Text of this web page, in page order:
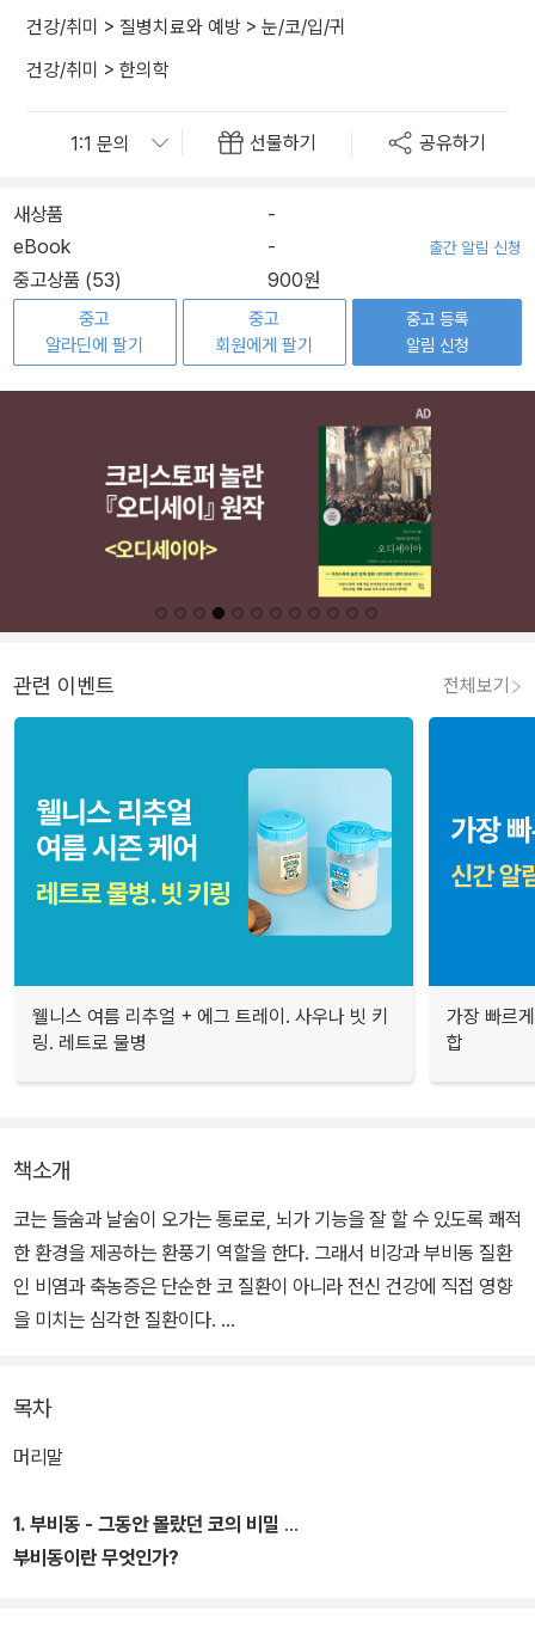
건강/취미 > 질병치료와 예방 > 눈/코/입/귀
건강/취미 > 한의학
선물하기 공유하기
새상품
-
eBook
- 출간 알림 신청
중고상품 (53) 900원
중고
알라딘에 팔기
중고
회원에게 팔기
중고 등록
알림 신청
관련 이벤트 전체보기
웰니스 여름 리추얼 + 에그 트레이. 사우나 빗 키
링. 레트로 물병
가장 빠르
합
책소개
코는 들숨과 날숨이 오가는 통로로, 뇌가 기능을 잘 할 수 있도록 쾌적
한 환경을 제공하는 환풍기 역할을 한다. 그래서 비강과 부비동 질환
인 비염과 축농증은 단순한 코 질환이 아니라 전신 건강에 직접 영향
을 미치는 심각한 질환이다.
의 원인은 무엇인지, 왜 콧병이 잘 치료되지 않는지, 왜 외과적인 수술
을 말리는지, 왜 침 치료가 필요하며 그 치료 방법은 무엇인지, 또 어
것을 알려준다.
목차
머리말
1. 부비동 - 그동안 몰랐던 코의 비밀
부비동이란 무엇인가?